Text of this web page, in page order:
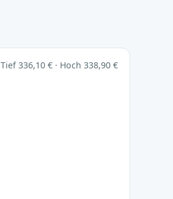
Tief 336,10 € · Hoch 338,90 €